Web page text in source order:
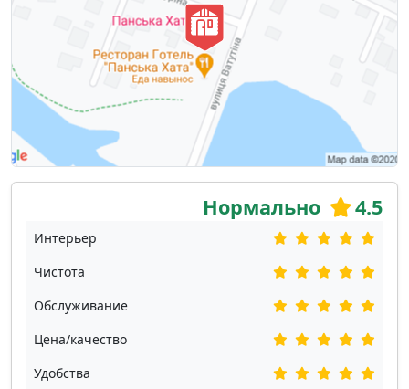
Нормально 4.5
Интерьер
Чистота
Обслуживание
Цена/качество
Удобства